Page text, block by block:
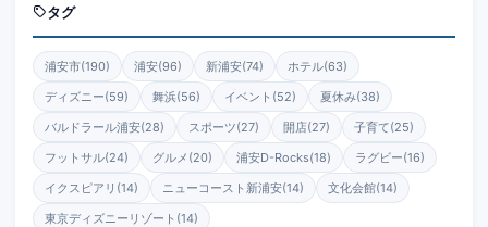
タグ
浦安市(190) 浦安(96) 新浦安(74)
ホテル(63)
ディズニー(59)
舞浜(56) イベント(52)
夏休み(38)
バルドラール浦安(28)
スポーツ(27) 開店(27)
子育て(25)
フットサル(24)
グルメ(20) 浦安D-Rocks(18)
ラグビー(16)
イクスピアリ(14)
ニューコースト新浦安(14)
文化会館(14)
東京ディズニーリゾート(14)